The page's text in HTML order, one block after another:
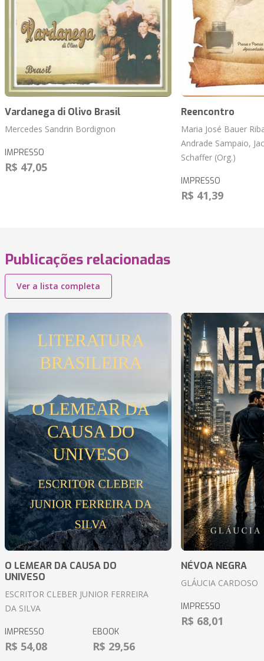
Vardanega di Olivo Brasil
Mercedes Sandrin Bordignon
IMPRESSO
R$ 47,05
Reencontro
Maria José Bauer
Andrade Sampaio,
Schaffer (Org.)
IMPRESSO
R$ 41,39
Publicações relacionadas
Ver a lista completa
O LEMEAR DA CAUSA DO
UNIVESO
ESCRITOR CLEBER JUNIOR FERREIRA
DA SILVA
IMPRESSO
R$ 54,08
EBOOK
R$ 29,56
NÉVOA NEGRA
GLÁUCIA CARDOSO
IMPRESSO
R$ 68,01